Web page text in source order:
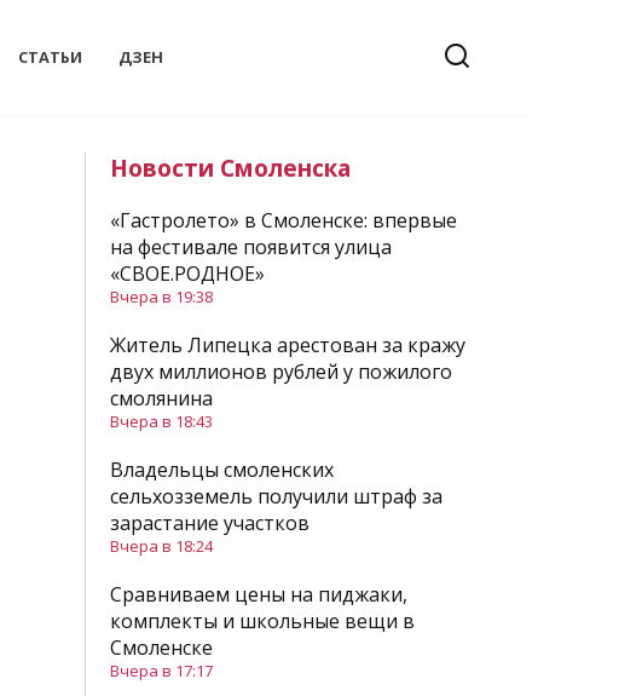
СТАТЬИ ДЗЕН
Новости Смоленска
«Гастролето» в Смоленске: впервые
на фестивале появится улица
«СВОЕ.РОДНОЕ»
Вчера в 19:38
Житель Липецка арестован за кражу
двух миллионов рублей у пожилого
смолянина
Вчера в 18:43
Владельцы смоленских
сельхозземель получили штраф за
зарастание участков
Вчера в 18:24
Сравниваем цены на пиджаки,
комплекты и школьные вещи в
Смоленске
Вчера в 17:17